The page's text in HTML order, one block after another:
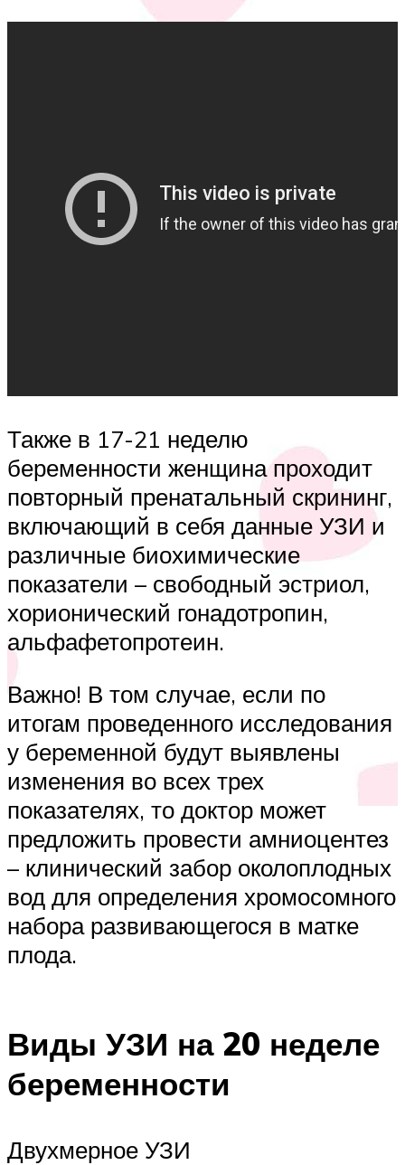
Также в 17-21 неделю
беременности женщина проходит
повторный пренатальный скрининг,
включающий в себя данные УЗИ и
различные биохимические
показатели – свободный эстриол,
хорионический гонадотропин,
альфафетопротеин.
Важно! В том случае, если по
итогам проведенного исследования
у беременной будут выявлены
изменения во всех трех
показателях, то доктор может
предложить провести амниоцентез
– клинический забор околоплодных
вод для определения хромосомного
набора развивающегося в матке
плода.
Виды УЗИ на 20 неделе
беременности
Двухмерное УЗИ